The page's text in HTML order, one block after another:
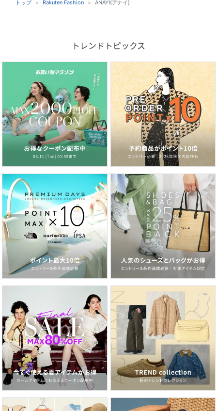
トップ Rakuten Fashion ANAYI(アナイ)
トレンドトピックス